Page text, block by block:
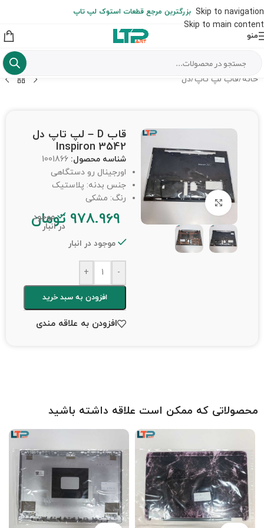
Skip to navigation
Skip to main content
از شهرستان به عهده مشتری است)
بزرگترین مرجع قطعات استوک لپ تاپ
منو
خانه /قاب لپ تاپ/دل
برای بزرگنمایی کلیک کنید
قاب D – لپ تاپ دل
Inspiron 3542
شناسه محصول: 1001866
اورجینال رو دستگاهی
جنس بدنه: پلاستیک
رنگ: مشکی
978.969 تومان
موجود
در انبار
موجود در انبار
-
+
افزودن به سبد خرید
افزودن به علاقه مندی
محصولاتی که ممکن است علاقه داشته باشید